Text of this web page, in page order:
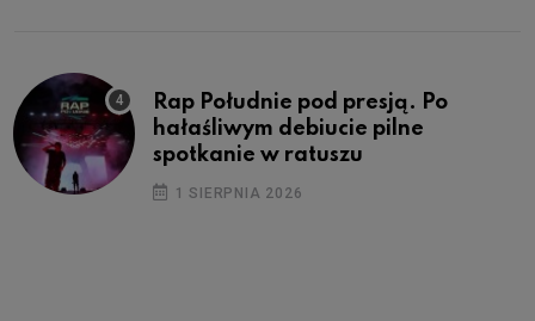
Rap Południe pod presją. Po
hałaśliwym debiucie pilne
spotkanie w ratuszu
1 SIERPNIA 2026